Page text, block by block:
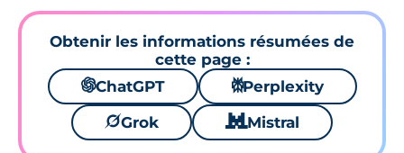
Obtenir les informations résumées de
cette page :
🌌ChatGPT ⚙Perplexity
🪐Grok 🐱 Mistral